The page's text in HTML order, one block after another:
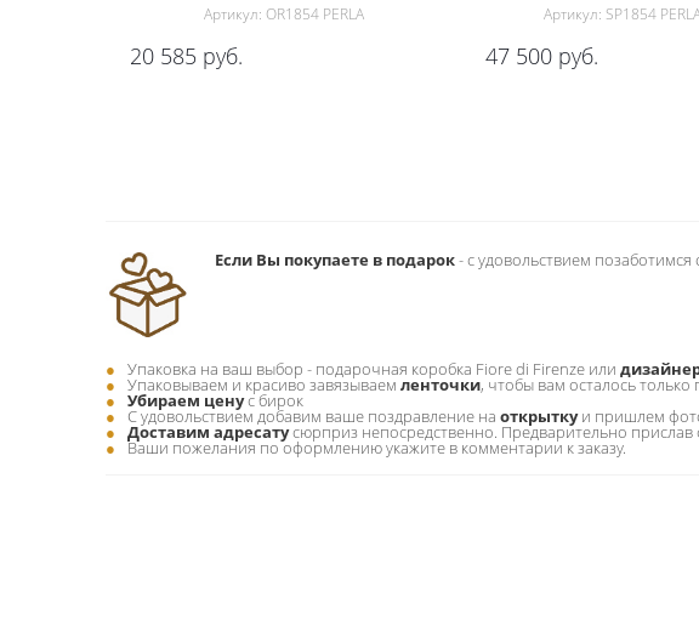
Артикул: OR1854 PERLA
20 585 руб.
Артикул: SP1854
47 500руб.
Если Вы покупаете в подарок- c удовольствием
Упаковка на ваш выбор - подарочная коробка Fiore di Firenze или
Упаковываем и красиво завязываем ленточки, чтобы вам осталось
Убираем ценус бирок
С удовольствием добавим ваше поздравление на открыткуи пришлем
Доставим адресатусюрприз непосредственно. Предварительно
Ваши пожелания по оформлению укажите в комментарии к заказу.